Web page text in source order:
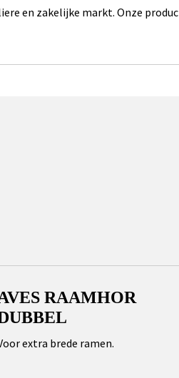
en zakelijke markt. Onze
RAAMHOR
extra brede ramen.